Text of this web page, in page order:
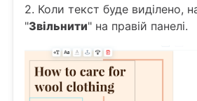
2. Коли текст буде виділено,
"Звільнити" на правій панелі.